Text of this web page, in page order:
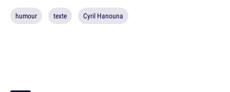
humour texte Cyril Hanouna